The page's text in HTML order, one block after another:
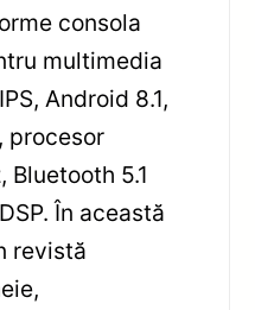
consola
multimedia
Android 8.1,
procesor
Bluetooth 5.1
În această
revistă